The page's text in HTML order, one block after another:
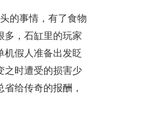
的事情，有了食物
多，石缸里的玩家
假人准备出发眨
之时遭受的损害少
给传奇的报酬，